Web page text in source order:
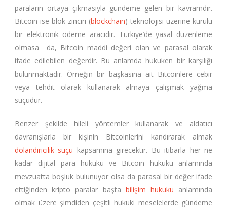
paraların ortaya çıkmasıyla gündeme gelen bir kavramdır.
Bitcoin ise blok zinciri (blockchain) teknolojisi üzerine kurulu
bir elektronik ödeme aracıdır. Türkiye’de yasal düzenleme
olmasa da, Bitcoin maddi değeri olan ve parasal olarak
ifade edilebilen değerdir. Bu anlamda hukuken bir karşılığı
bulunmaktadır. Örneğin bir başkasına ait Bitcoinlere cebir
veya tehdit olarak kullanarak almaya çalışmak yağma
suçudur.
Benzer şekilde hileli yöntemler kullanarak ve aldatıcı
davranışlarla bir kişinin Bitcoinlerini kandırarak almak
dolandırıcılık suçu kapsamına girecektir. Bu itibarla her ne
kadar dijital para hukuku ve Bitcoin hukuku anlamında
mevzuatta boşluk bulunuyor olsa da parasal bir değer ifade
ettiğinden kripto paralar başta bilişim hukuku anlamında
olmak üzere şimdiden çeşitli hukuki meselelerde gündeme